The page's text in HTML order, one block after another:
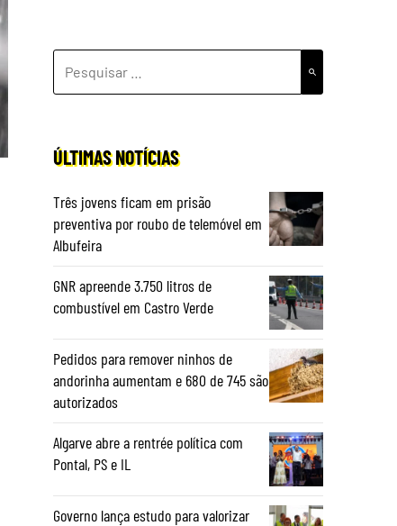
POR:
ÚLTIMAS NOTÍCIAS
Três jovens ficam em prisão
preventiva por roubo de telemóvel em
Albufeira
GNR apreende 3.750 litros de
combustível em Castro Verde
Pedidos para remover ninhos de
andorinha aumentam e 680 de 745 são
autorizados
Algarve abre a rentrée política com
Pontal, PS e IL
Governo lança estudo para valorizar